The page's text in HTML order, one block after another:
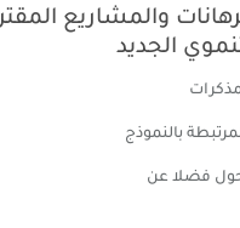
المقترحة